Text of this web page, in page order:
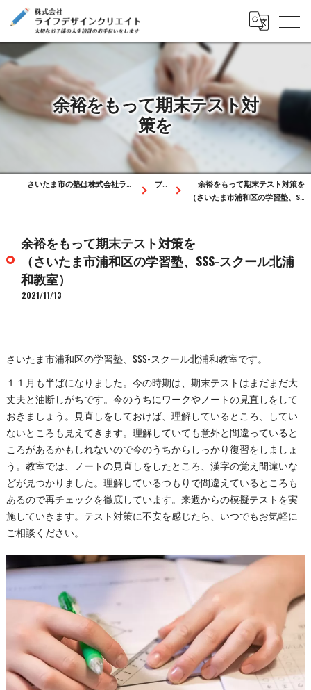
余裕をもって期末テスト対
策を
ブログ
余裕をもって期末テスト対策を
（さいたま市浦和区の学習塾、SSS-スクール北浦和教室）
余裕をもって期末テスト対策を
（さいたま市浦和区の学習塾、SSS-スクール北浦
和教室）
2021/11/13
さいたま市浦和区の学習塾、SSS-スクール北浦和教室です。
１１月も半ばになりました。今の時期は、期末テストはまだまだ大
丈夫と油断しがちです。今のうちにワークやノートの見直しをして
おきましょう。見直しをしておけば、理解しているところ、してい
ないところも見えてきます。理解していても意外と間違っていると
ころがあるかもしれないので今のうちからしっかり復習をしましょ
う。教室では、ノートの見直しをしたところ、漢字の覚え間違いな
どが見つかりました。理解しているつもりで間違えているところも
あるので再チェックを徹底しています。来週からの模擬テストを実
施していきます。テスト対策に不安を感じたら、いつでもお気軽に
ご相談ください。